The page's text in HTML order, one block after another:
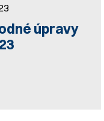
úpravy